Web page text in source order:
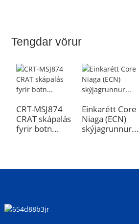
Tengdar vörur
CRT-MSJ874
CRAT skápalás
fyrir botn...
Einkarétt Core
Niaga (ECN)
skýjagrunnur...